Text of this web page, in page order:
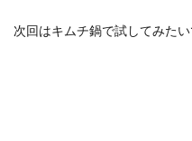
次回はキムチ鍋で試してみたい